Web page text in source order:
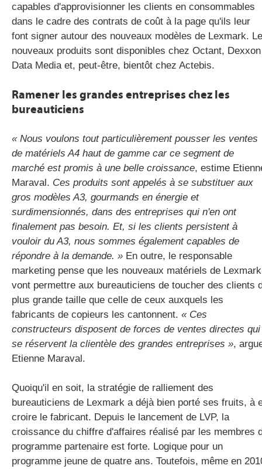
capables d'approvisionner les clients en consommables
dans le cadre des contrats de coût à la page qu'ils leur
font signer autour des nouveaux modèles de Lexmark.
nouveaux produits sont disponibles chez Octant, Dexxon
Data Media et, peut-être, bientôt chez Actebis.
Ramener les grandes entreprises chez les
bureauticiens
« Nous voulons tout particulièrement pousser les ventes
de matériels A4 haut de gamme car ce segment de
marché est promis à une belle croissance, estime
Maraval. Ces produits sont appelés à se substituer aux
gros modèles A3, gourmands en énergie et
surdimensionnés, dans des entreprises qui n'en ont
finalement pas besoin. Et, si les clients persistent à
vouloir du A3, nous sommes également capables de
répondre à la demande. » En outre, le responsable
marketing pense que les nouveaux matériels de Lexmark
vont permettre aux bureauticiens de toucher des clients
plus grande taille que celle de ceux auxquels les
fabricants de copieurs les cantonnent. « Ces
constructeurs disposent de forces de ventes directes qui
se réservent la clientèle des grandes entreprises »,
Etienne Maraval.
Quoiqu'il en soit, la stratégie de ralliement des
bureauticiens de Lexmark a déjà bien porté ses fruits, à
croire le fabricant. Depuis le lancement de LVP, la
croissance du chiffre d'affaires réalisé par les membres
programme partenaire est forte. Logique pour un
programme jeune de quatre ans. Toutefois, même en